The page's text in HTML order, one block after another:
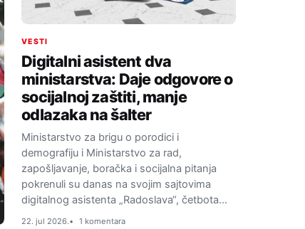
VESTI
Digitalni asistent dva
ministarstva: Daje odgovore o
socijalnoj zaštiti, manje
odlazaka na šalter
Ministarstvo za brigu o porodici i
demografiju i Ministarstvo za rad,
zapošljavanje, boračka i socijalna pitanja
pokrenuli su danas na svojim sajtovima
digitalnog asistenta „Radoslava“, četbota…
22. jul 2026. 1 komentara